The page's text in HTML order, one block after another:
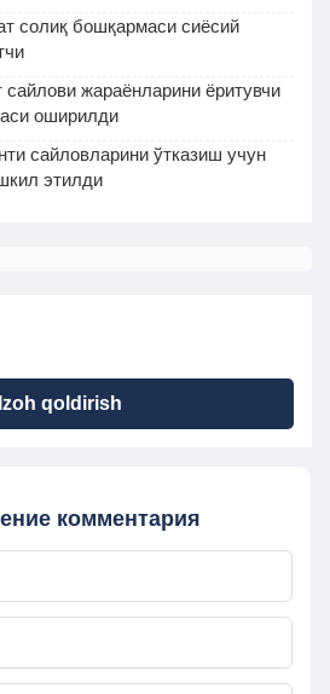
солиқ бошқармаси сиёсий
жараёнларини ёритувчи
оширилди
сайловларини ўтказиш учун
этилди
Izoh qoldirish
комментария